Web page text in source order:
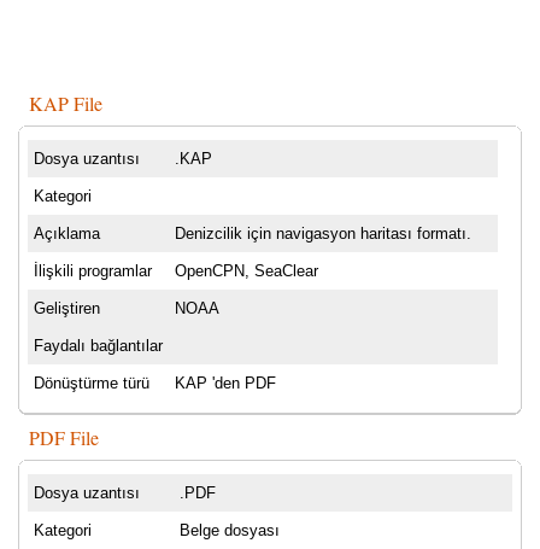
KAP File
Dosya uzantısı .KAP
Kategori
Açıklama Denizcilik için navigasyon haritası formatı.
İlişkili programlar OpenCPN, SeaClear
Geliştiren NOAA
Faydalı bağlantılar
Dönüştürme türü KAP 'den PDF
PDF File
Dosya uzantısı .PDF
Kategori Belge dosyası